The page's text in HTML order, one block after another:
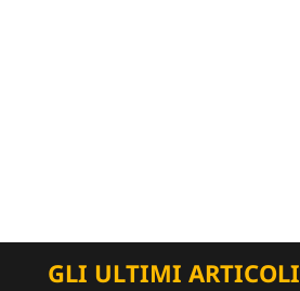
GLI ULTIMI ARTICOLI